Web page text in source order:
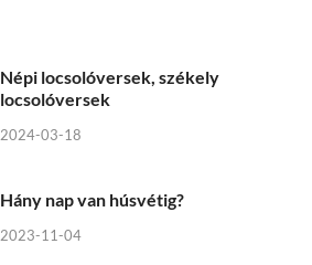
Népi locsolóversek, székely
locsolóversek
2024-03-18
Hány nap van húsvétig?
2023-11-04